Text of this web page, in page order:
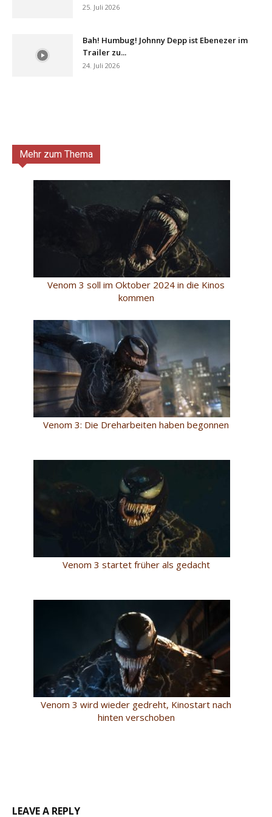
25. Juli 2026
Bah! Humbug! Johnny Depp ist Ebenezer im
Trailer zu...
24. Juli 2026
Mehr zum Thema
Venom 3 soll im Oktober 2024 in die Kinos
kommen
Venom 3: Die Dreharbeiten haben begonnen
Venom 3 startet früher als gedacht
Venom 3 wird wieder gedreht, Kinostart nach
hinten verschoben
LEAVE A REPLY